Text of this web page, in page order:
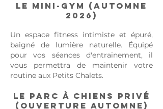
Le Mini-Gym (Automne
2026)
Un espace fitness intimiste et épuré,
baigné de lumière naturelle. Équipé
pour vos séances d'entrainement, il
vous permettra de maintenir votre
routine aux Petits Chalets.
Le Parc à Chiens Privé
(Ouverture Automne)